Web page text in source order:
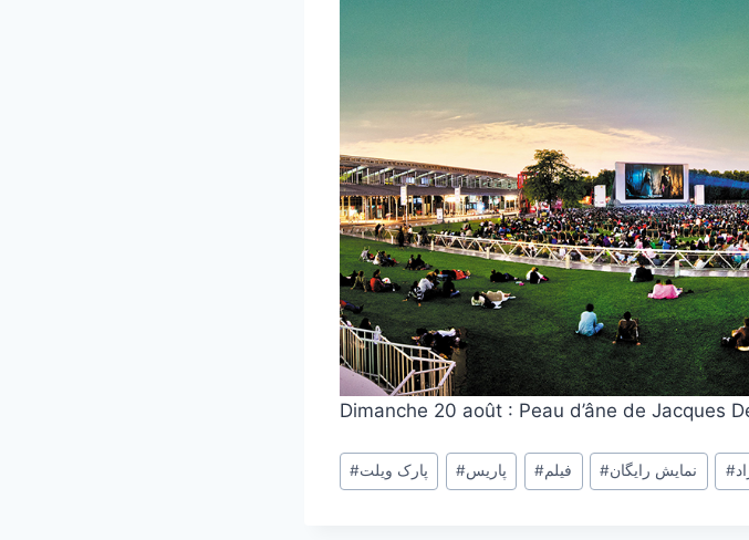
Dimanche 20 août : Peau d’âne de Jacques
Post
Tags:
#پارک ویلت #پاریس #فیلم #نمایش رایگان #